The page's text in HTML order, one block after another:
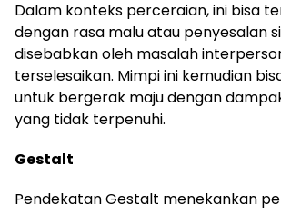
Dalam konteks perceraian, ini bisa
dengan rasa malu atau penyesalan
disebabkan oleh masalah
terselesaikan. Mimpi ini kemudian
untuk bergerak maju dengan
yang tidak terpenuhi.
Gestalt
Pendekatan Gestalt menekankan